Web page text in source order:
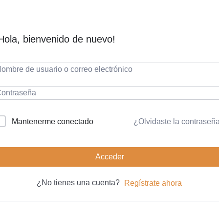
bienvenido de nuevo!
Mantenerme conectado ¿Olvidaste la
Acceder
¿No tienes una cuenta? Regístrate ahora